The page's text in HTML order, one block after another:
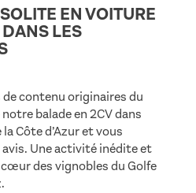
EN VOITURE
LES
contenu originaires du
balade en 2CV dans
Côte d’Azur et vous
Une activité inédite et
des vignobles du Golfe